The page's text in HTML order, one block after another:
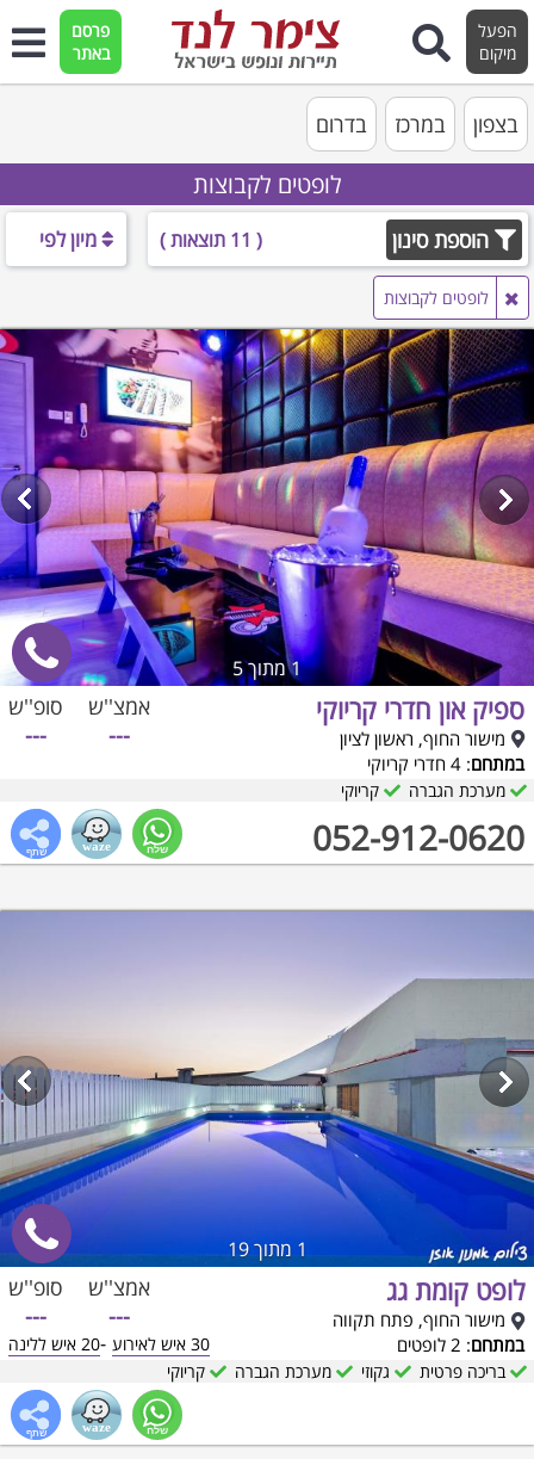
הפעל
מיקום
פרסם
באתר
בצפון במרכז בדרום
לופטים לקבוצות
הוספת סינון ( 11 תוצאות ) מיון לפי
לופטים לקבוצות
1מתוך 5
ספיק און חדרי קריוקי
מישור החוף, ראשון לציון
במתחם: 4 חדרי קריוקי
052-912-0620
אמצ''ש
---
סופ''ש
---
מערכת הגברה קריוקי
1 מתוך 19
30 איש לאירוע -20 איש ללינה
לופט קומת גג
מישור החוף, פתח תקווה
במתחם: 2 לופטים
אמצ''ש
---
סופ''ש
---
בריכה פרטית גקוזי מערכת הגברה קריוקי